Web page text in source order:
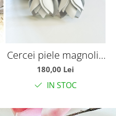
Cercei piele magnolie
alba
180,00 Lei
IN STOC